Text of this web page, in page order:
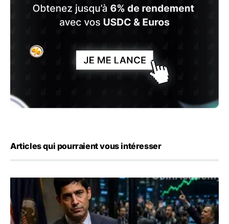
Articles qui pourraient vous intéresser
Emploi américain : 23 000 postes détruits en juillet, les